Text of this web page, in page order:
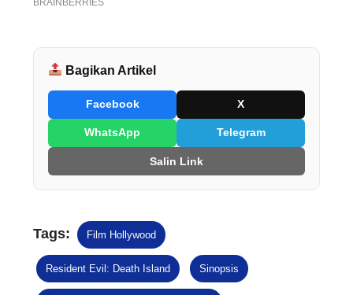
Bagikan Artikel
Facebook X
WhatsApp Telegram
Salin Link
Tags: Film Hollywood
Resident Evil: Death Island Sinopsis